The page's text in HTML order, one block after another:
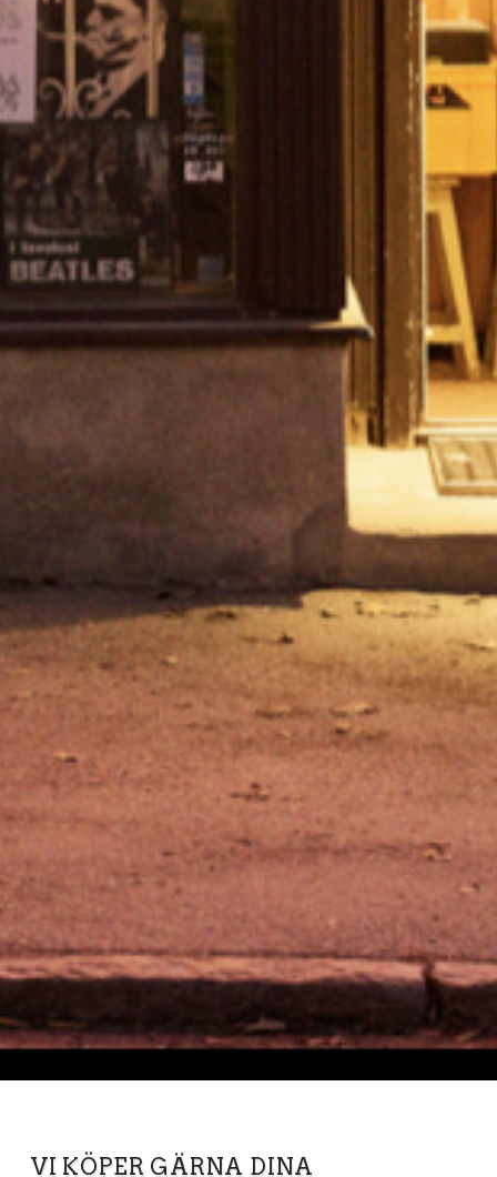
VI KÖPER GÄRNA DINA